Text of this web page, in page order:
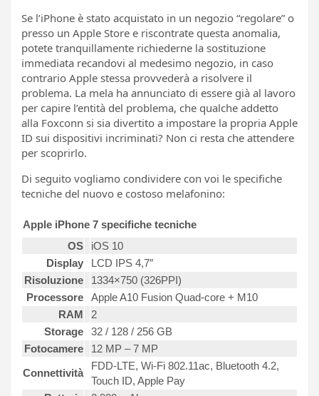
Se l’iPhone è stato acquistato in un negozio “regolare” o
presso un Apple Store e riscontrate questa anomalia,
potete tranquillamente richiederne la sostituzione
immediata recandovi al medesimo negozio, in caso
contrario Apple stessa provvederà a risolvere il
problema. La mela ha annunciato di essere già al lavoro
per capire l’entità del problema, che qualche addetto
alla Foxconn si sia divertito a impostare la propria Apple
ID sui dispositivi incriminati? Non ci resta che attendere
per scoprirlo.
Di seguito vogliamo condividere con voi le specifiche
tecniche del nuovo e costoso melafonino:
Apple iPhone 7 specifiche tecniche
OS
iOS 10
Display
LCD IPS 4,7″
Risoluzione
1334×750 (326PPI)
Processore
Apple A10 Fusion Quad-core + M10
RAM
2
Storage
32 / 128 / 256 GB
Fotocamere
12 MP – 7 MP
Connettività
FDD-LTE, Wi-Fi 802.11ac, Bluetooth 4.2,
Touch ID, Apple Pay